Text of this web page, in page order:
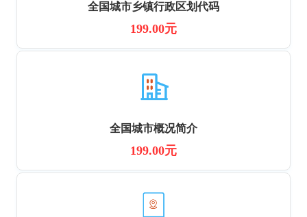
全国城市乡镇行政区划代码
199.00元
全国城市概况简介
199.00元